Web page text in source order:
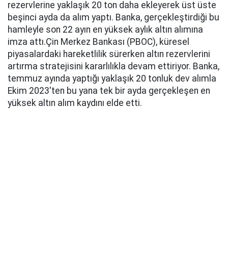
rezervlerine yaklaşık 20 ton daha ekleyerek üst üste
beşinci ayda da alım yaptı. Banka, gerçekleştirdiği bu
hamleyle son 22 ayın en yüksek aylık altın alımına
imza attı.Çin Merkez Bankası (PBOC), küresel
piyasalardaki hareketlilik sürerken altın rezervlerini
artırma stratejisini kararlılıkla devam ettiriyor. Banka,
temmuz ayında yaptığı yaklaşık 20 tonluk dev alımla
Ekim 2023'ten bu yana tek bir ayda gerçekleşen en
yüksek altın alım kaydını elde etti.